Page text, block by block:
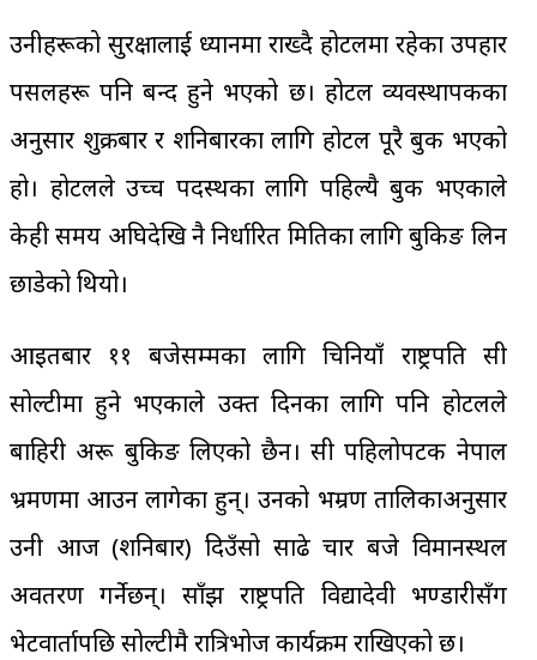
उनीहरूको सुरक्षालाई ध्यानमा राख्दै होटलमा रहेका उपहार
पसलहरू पनि बन्द हुने भएको छ। होटल व्यवस्थापकका
अनुसार शुक्रबार र शनिबारका लागि होटल पूरै बुक भएको
हो। होटलले उच्च पदस्थका लागि पहिल्यै बुक भएकाले
केही समय अघिदेखि नै निर्धारित मितिका लागि बुकिङ लिन
छाडेको थियो।
आइतबार ११ बजेसम्मका लागि चिनियाँ राष्ट्रपति सी
सोल्टीमा हुने भएकाले उक्त दिनका लागि पनि होटलले
बाहिरी अरू बुकिङ लिएको छैन। सी पहिलोपटक नेपाल
भ्रमणमा आउन लागेका हुन्। उनको भम्रण तालिकाअनुसार
उनी आज (शनिबार) दिउँसो साढे चार बजे विमानस्थल
अवतरण गर्नेछन्। साँझ राष्ट्रपति विद्यादेवी भण्डारीसँग
भेटवार्तापछि सोल्टीमै रात्रिभोज कार्यक्रम राखिएको छ।